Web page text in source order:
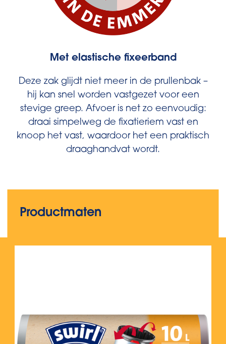
Met elastische fixeerband
Deze zak glijdt niet meer in de prullenbak –
hij kan snel worden vastgezet voor een
stevige greep. Afvoer is net zo eenvoudig:
draai simpelweg de fixatieriem vast en
knoop het vast, waardoor het een praktisch
draaghandvat wordt.
Productmaten